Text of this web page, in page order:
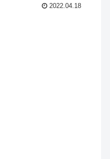
2022.04.18